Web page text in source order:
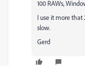
100 RAWs,
I use it more that
slow.
Gerd